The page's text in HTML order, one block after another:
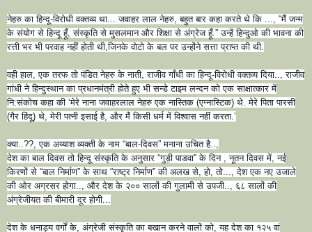
नेहरु का हिन्दू-विरोधी वक्तव्य था... जवाहर लाल नेहरु, बहुत बार कहा करते थे कि ..., “मैं जन्म
के संयोग से हिन्दू हूँ, संस्कृति से मुसलमान और शिक्षा से अंग्रेज हूँ.” उन्हें हिन्दुओ की भावना की
रत्ती भर भी परवाह नहीं होती थी,जिनके वोटो के बल पर उन्होंने सत्ता प्राप्त की थी.
वही हाल, एक तरफ तो पंडित नेहरु के नाती, राजीव गाँधी का हिन्दू-विरोधी वक्तव्य दिया.., राजीव
गांधी ने हिन्दुस्थान का प्रधानमंत्री होते हुए भी सन्डे टाइम लन्दन को एक साक्षात्कार में
नि:संकोच कहा की ‘मेरे नाना जवाहरलाल नेहरु एक नास्तिक (एग्नास्टिक) थे. मेरे पिता पारसी
(गैर हिंदू) थे, मेरी पत्नी इसाई है, और मैं किसी धर्म में विश्वास नहीं करता.’
क्या..??, एक अय्याश व्यक्ती के नाम “बाल-दिवस” मनाना उचित है..,
देश का बाल दिवस तो हिन्दू संस्कृति के अनुसार “गुड़ी पाडवा” के दिन , नूतन दिवस में, नई
किरणों से “बाल निर्माण” के साथ “राष्ट्र निर्माण” की अलख से, हो, तो..., देश एक नए उजाले
की ओर अग्रसर होगा.., और देश के २०० सालों की गुलामी से उपजी.., ६८ सालों की
अंग्रेजीयत की बीमारी दूर होगी...
देश के धनाड्य वर्गों के, अंग्रेजी संस्कृति का बखान करने वालों को, यह देश का १२५ वां